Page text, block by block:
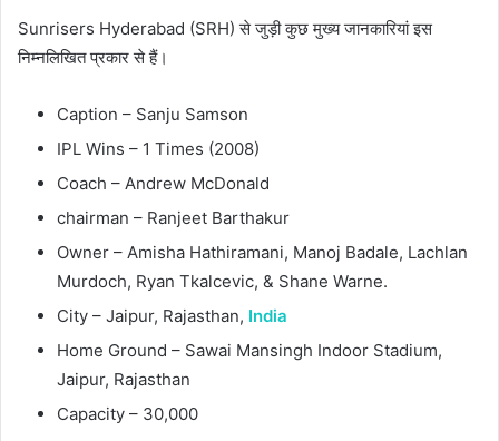
Sunrisers Hyderabad (SRH) से जुड़ी कुछ मुख्य जानकारियां इस
निम्नलिखित प्रकार से हैं।
Caption – Sanju Samson
IPL Wins – 1 Times (2008)
Coach – Andrew McDonald
chairman – Ranjeet Barthakur
Owner – Amisha Hathiramani, Manoj Badale, Lachlan
Murdoch, Ryan Tkalcevic, & Shane Warne.
City – Jaipur, Rajasthan, India
Home Ground – Sawai Mansingh Indoor Stadium,
Jaipur, Rajasthan
Capacity – 30,000